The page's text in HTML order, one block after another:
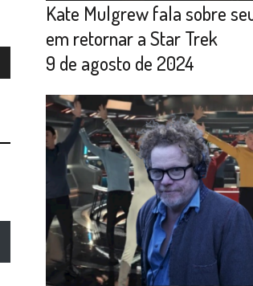
Kate Mulgrew fala sobre
em retornar a Star Trek
9 de agosto de 2024